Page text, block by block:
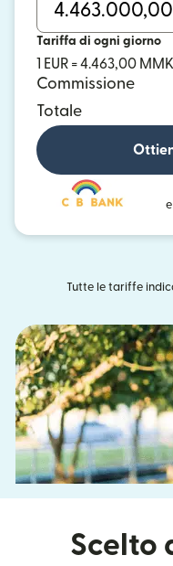
Tariffa di ogni giorno
1 EUR = 4.463,00 MMK
Commissione
Totale
Tutte le tariffe
Scelto